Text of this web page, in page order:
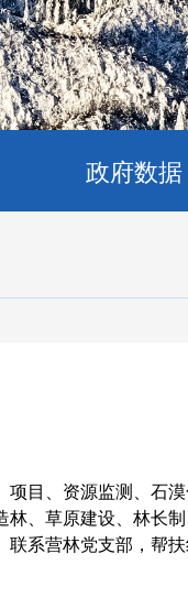
政府数据
目、资源监测、石
、草原建设、林长
系营林党支部，帮扶